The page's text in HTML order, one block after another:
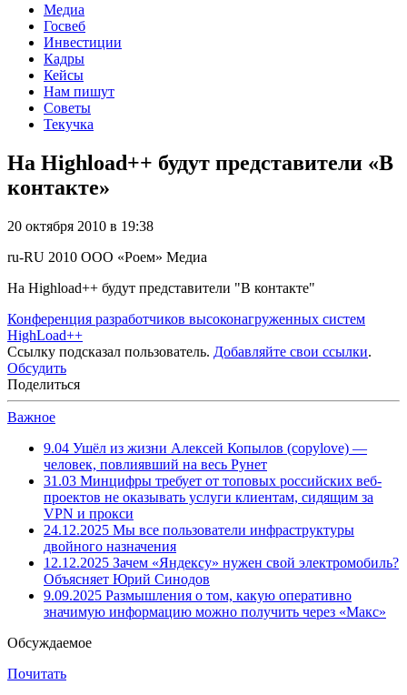
Медиа
Госвеб
Инвестиции
Кадры
Кейсы
Нам пишут
Советы
Текучка
На Highload++ будут представители «В
контакте»
20 октября 2010 в 19:38
ru-RU 2010 ООО «Роем» Медиа
На Highload++ будут представители "В контакте"
Конференция разработчиков высоконагруженных систем
HighLoad++
Ссылку подсказал пользователь. Добавляйте свои ссылки.
Обсудить
Поделиться
Важное
9.04 Ушёл из жизни Алексей Копылов (copylove) —
человек, повлиявший на весь Рунет
31.03 Минцифры требует от топовых российских веб-
проектов не оказывать услуги клиентам, сидящим за
VPN и прокси
24.12.2025 Мы все пользователи инфраструктуры
двойного назначения
12.12.2025 Зачем «Яндексу» нужен свой электромобиль?
Объясняет Юрий Синодов
9.09.2025 Размышления о том, какую оперативно
значимую информацию можно получить через «Макс»
Обсуждаемое
Почитать